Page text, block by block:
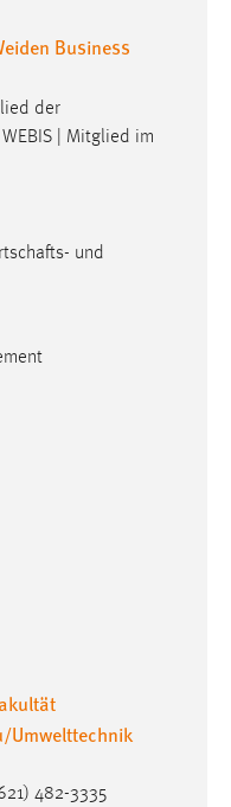
Business
der
| Mitglied im
und
Umwelttechnik
482-3335